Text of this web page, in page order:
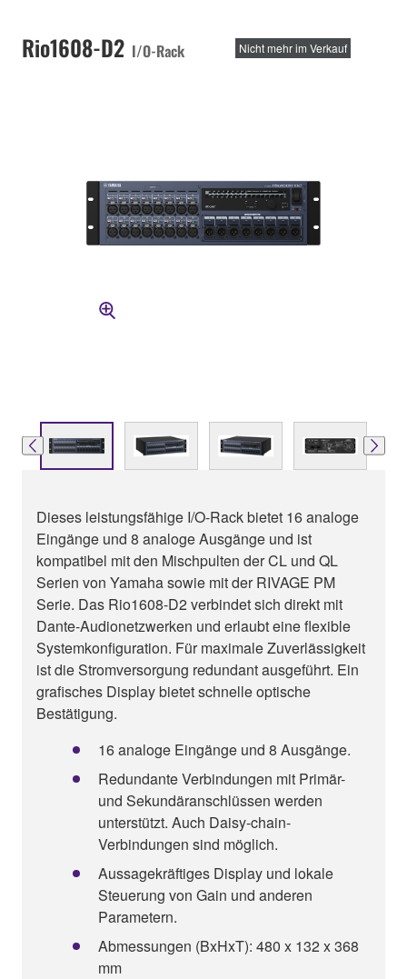
Rio1608-D2 I/O-Rack Nicht mehr im Verkauf
Dieses leistungsfähige I/O-Rack bietet 16 analoge
Eingänge und 8 analoge Ausgänge und ist
kompatibel mit den Mischpulten der CL und QL
Serien von Yamaha sowie mit der RIVAGE PM
Serie. Das Rio1608-D2 verbindet sich direkt mit
Dante-Audionetzwerken und erlaubt eine flexible
Systemkonfiguration. Für maximale Zuverlässigkeit
ist die Stromversorgung redundant ausgeführt. Ein
grafisches Display bietet schnelle optische
Bestätigung.
16 analoge Eingänge und 8 Ausgänge.
Redundante Verbindungen mit Primär-
und Sekundäranschlüssen werden
unterstützt. Auch Daisy-chain-
Verbindungen sind möglich.
Aussagekräftiges Display und lokale
Steuerung von Gain und anderen
Parametern.
Abmessungen (BxHxT): 480 x 132 x 368
mm